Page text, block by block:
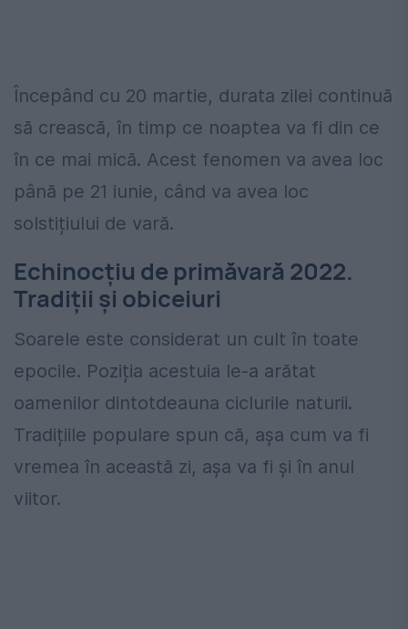
Începând cu 20 martie, durata zilei continuă
să crească, în timp ce noaptea va fi din ce
în ce mai mică. Acest fenomen va avea loc
până pe 21 iunie, când va avea loc
solstițiului de vară.
Echinocțiu de primăvară 2022.
Tradiții și obiceiuri
Soarele este considerat un cult în toate
epocile. Poziția acestuia le-a arătat
oamenilor dintotdeauna ciclurile naturii.
Tradițiile populare spun că, așa cum va fi
vremea în această zi, așa va fi și în anul
viitor.